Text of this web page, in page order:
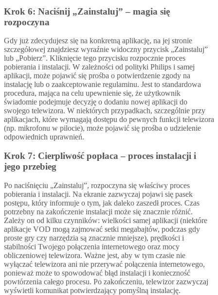
Krok 6: Naciśnij „Zainstaluj” – magia się
rozpoczyna
Gdy już zdecydujesz się na konkretną aplikację, na jej stronie
szczegółowej znajdziesz wyraźnie widoczny przycisk „Zainstaluj”
lub „Pobierz”. Kliknięcie tego przycisku rozpocznie proces
pobierania i instalacji. W zależności od polityki Philips i samej
aplikacji, może pojawić się prośba o potwierdzenie zgody na
instalację lub o zaakceptowanie regulaminu. Jest to standardowa
procedura, mająca na celu upewnienie się, że użytkownik
świadomie podejmuje decyzję o dodaniu nowej aplikacji do
swojego telewizora. W niektórych przypadkach, szczególnie przy
aplikacjach, które wymagają dostępu do pewnych funkcji telewizora
(np. mikrofonu w pilocie), może pojawić się prośba o udzielenie
odpowiednich uprawnień.
Krok 7: Cierpliwość popłaca – proces instalacji i
jego przebieg
Po naciśnięciu „Zainstaluj”, rozpoczyna się właściwy proces
pobierania i instalacji. Na ekranie zazwyczaj pojawi się pasek
postępu, który informuje o tym, jak daleko zaszedł proces. Czas
potrzebny na zakończenie instalacji może się znacznie różnić.
Zależy on od kilku czynników: wielkości samej aplikacji (niektóre
aplikacje VOD mogą zajmować setki megabajtów, podczas gdy
proste gry czy narzędzia są znacznie mniejsze), prędkości i
stabilności Twojego połączenia internetowego oraz mocy
obliczeniowej telewizora. Ważne jest, aby w tym czasie nie
wyłączać telewizora ani nie przerywać połączenia internetowego,
ponieważ może to spowodować błąd instalacji i konieczność
powtórzenia całego procesu. Po zakończeniu, telewizor zazwyczaj
wyświetli komunikat potwierdzający pomyślną instalację.